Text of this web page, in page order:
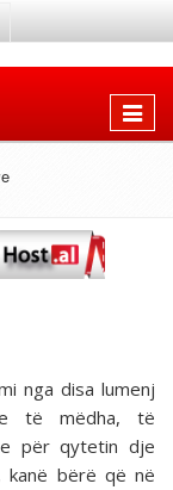
Shfaq
nga disa lumenj
të mëdha, të
për qytetin dje
kanë bërë që në